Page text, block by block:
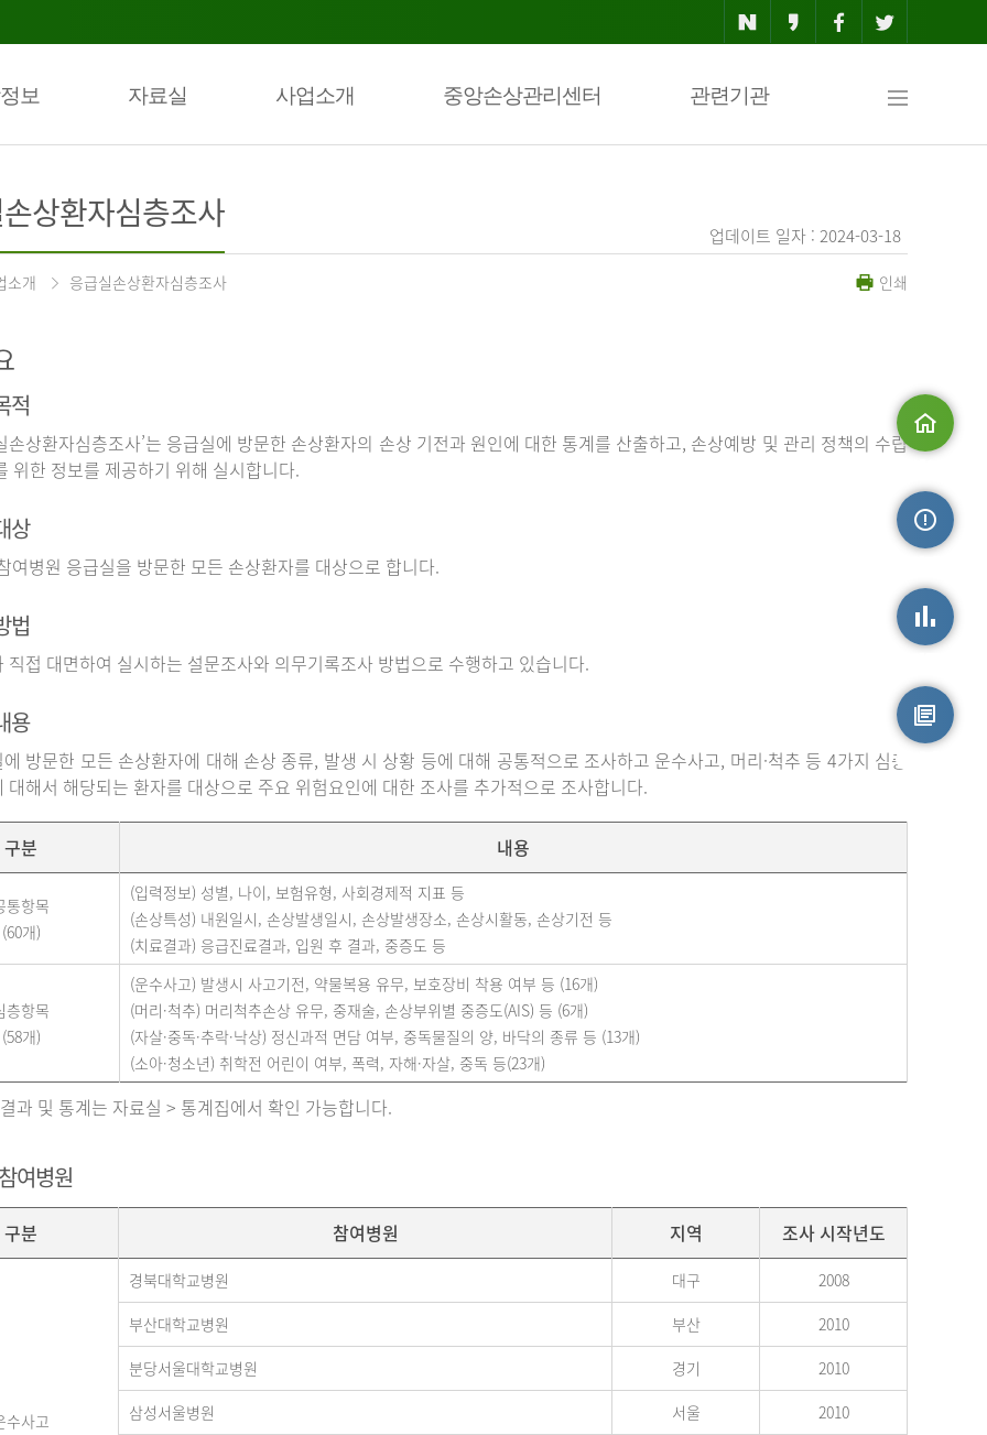
보 자료실 사업소개 중앙손상관리센터 관련기관
맵
업데이트 일자 : 2024-03-18
상환자심층조사
소개 응급실손상환자심층조사 인쇄
적
손상환자심층조사’는 응급실에 방문한 손상환자의 손상 기전과 원인에 대한 통계를 산출하고, 손상예방 및 관리 정책의 수립
위한 정보를 제공하기 위해 실시합니다.
상
여병원 응급실을 방문한 모든 손상환자를 대상으로 합니다.
법
직접 대면하여 실시하는 설문조사와 의무기록조사 방법으로 수행하고 있습니다.
용
방문한 모든 손상환자에 대해 손상 종류, 발생 시 상황 등에 대해 공통적으로 조사하고 운수사고, 머리·척추 등 4가지 심층
대해서 해당되는 환자를 대상으로 주요 위험요인에 대한 조사를 추가적으로 조사합니다.
구분 내용
통항목
(60개)
(입력정보) 성별, 나이, 보험유형, 사회경제적 지표 등
(손상특성) 내원일시, 손상발생일시, 손상발생장소, 손상시활동, 손상기전 등
(치료결과) 응급진료결과, 입원 후 결과, 중증도 등
층항목
(58개)
(운수사고) 발생시 사고기전, 약물복용 유무, 보호장비 착용 여부 등 (16개)
(머리·척추) 머리척추손상 유무, 중재술, 손상부위별 중증도(AIS) 등 (6개)
(자살·중독·추락·낙상) 정신과적 면담 여부, 중독물질의 양, 바닥의 종류 등 (13개)
(소아·청소년) 취학전 어린이 여부, 폭력, 자해·자살, 중독 등(23개)
과 및 통계는 자료실 > 통계집에서 확인 가능합니다.
여병원
구분 참여병원 지역 조사 시작년도
수사고
경북대학교병원 대구
2008
부산대학교병원
부산
2010
분당서울대학교병원
경기
2010
삼성서울병원
서울
2010